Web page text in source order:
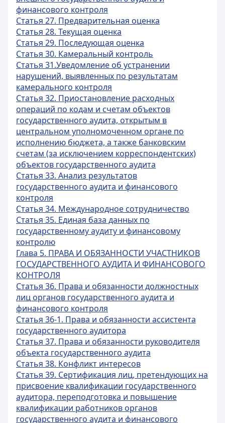
финансового контроля
Статья 27. Предварительная оценка
Статья 28. Текущая оценка
Статья 29. Последующая оценка
Статья 30. Камеральный контроль
Статья 31.Уведомление об устранении
нарушений, выявленных по результатам
камерального контроля
Статья 32. Приостановление расходных
операций по кодам и счетам объектов
государственного аудита, открытым в
центральном уполномоченном органе по
исполнению бюджета, а также банковским
счетам (за исключением корреспондентских)
объектов государственного аудита
Статья 33. Анализ результатов
государственного аудита и финансового
контроля
Статья 34. Международное сотрудничество
Статья 35. Единая база данных по
государственному аудиту и финансовому
контролю
Глава 5. ПРАВА И ОБЯЗАННОСТИ УЧАСТНИКОВ
ГОСУДАРСТВЕННОГО АУДИТА И ФИНАНСОВОГО
КОНТРОЛЯ
Статья 36. Права и обязанности должностных
лиц органов государственного аудита и
финансового контроля
Статья 36-1. Права и обязанности ассистента
государственного аудитора
Статья 37. Права и обязанности руководителя
объекта государственного аудита
Статья 38. Конфликт интересов
Статья 39. Сертификация лиц, претендующих на
присвоение квалификации государственного
аудитора, переподготовка и повышение
квалификации работников органов
государственного аудита и финансового